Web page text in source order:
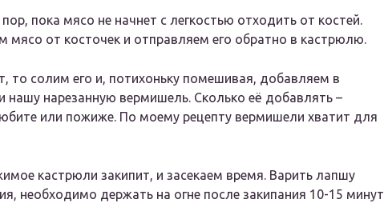
пока мясо не начнет с легкостью отходить от костей.
мясо от косточек и отправляем его обратно в кастрюлю.
то солим его и, потихоньку помешивая, добавляем в
нарезанную вермишель. Сколько её добавлять –
или пожиже. По моему рецепту вермишели хватит для
кастрюли закипит, и засекаем время. Варить лапшу
необходимо держать на огне после закипания 10-15 минут